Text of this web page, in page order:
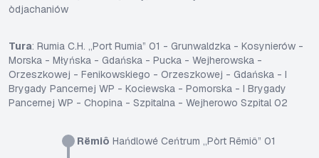
Rëmiô Hańdlowé Ceńtrum „Pòrt Rëmiô” 01
òdjachaniów
Tura: Rumia C.H. „Port Rumia” 01 - Grunwaldzka - Kosynierów -
Morska - Młyńska - Gdańska - Pucka - Wejherowska -
Orzeszkowej - Fenikowskiego - Orzeszkowej - Gdańska - I
Brygady Pancernej WP - Kociewska - Pomorska - I Brygady
Pancernej WP - Chopina - Szpitalna - Wejherowo Szpital 02